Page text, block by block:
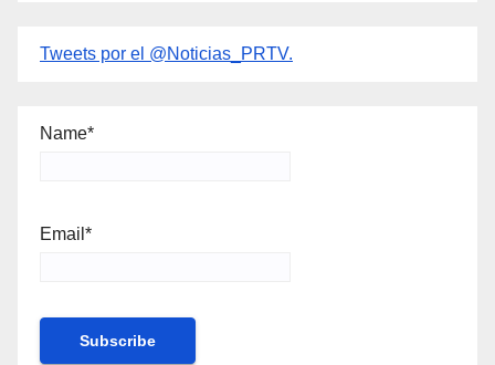
Tweets por el @Noticias_PRTV.
Name*
Email*